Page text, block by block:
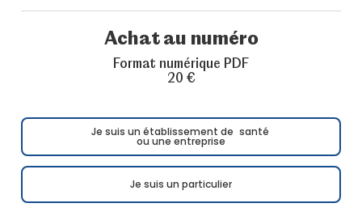
Achat au numéro
Format numérique PDF
20 €
Je suis un établissement de santé
ou une entreprise
Je suis un particulier